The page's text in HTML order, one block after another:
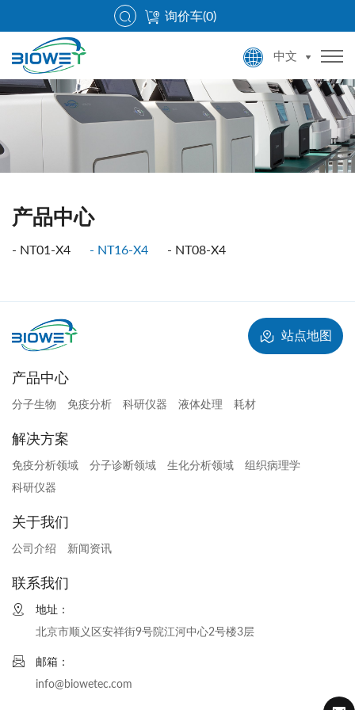
询价车(0)
中文
产品中心
NT01-X4 NT16-X4 NT08-X4
站点地图
产品中心
分子生物 免疫分析 科研仪器 液体处理 耗材
解决方案
免疫分析领域 分子诊断领域 生化分析领域
组织病理学
科研仪器
关于我们
公司介绍 新闻资讯
联系我们
地址：
北京市顺义区安祥街9号院江河中心2号楼3层
邮箱：
info@biowetec.com